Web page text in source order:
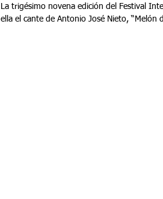
La trigésimo novena edición del Festival
ella el cante de Antonio José Nieto, “Melón